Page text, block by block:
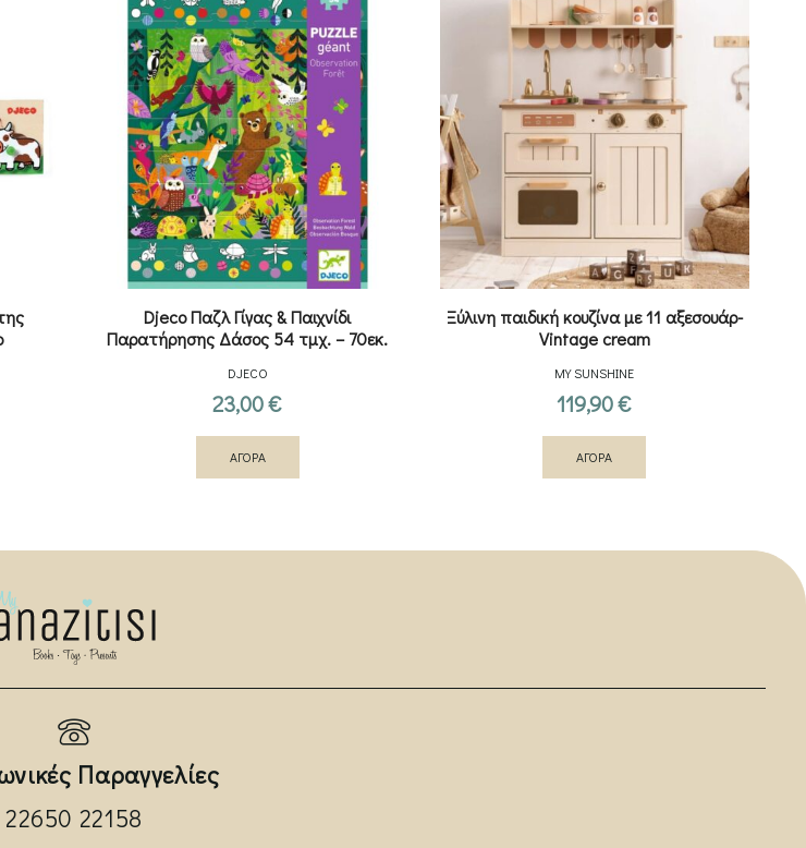
Djeco Παζλ Γίγας & Παιχνίδι
Παρατήρησης Δάσος 54 τμχ. – 70εκ.
DJECO
23,00€
ΑΓΟΡΑ
Ξύλινη παιδική κουζίνα με 11 αξεσουάρ-
Vintage cream
MY SUNSHINE
119,90€
ΑΓΟΡΑ
Παραγγελίες
22650 22158